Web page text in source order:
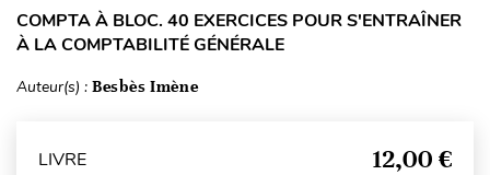
COMPTA À BLOC. 40 EXERCICES POUR S'ENTRAÎNER
À LA COMPTABILITÉ GÉNÉRALE
Auteur(s) : Besbès Imène
LIVRE 12,00 €